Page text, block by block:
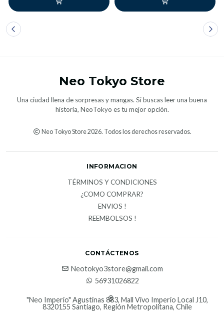
Neo Tokyo Store
Una ciudad llena de sorpresas y mangas. Si buscas leer una buena
historia, NeoTokyo es tu mejor opción.
Neo Tokyo Store 2026. Todos los derechos reservados.
INFORMACION
TÉRMINOS Y CONDICIONES
¿COMO COMPRAR?
ENVIOS !
REEMBOLSOS !
CONTÁCTENOS
Neotokyo3store@gmail.com
56931026822
"Neo Imperio" Agustinas 883, Mall Vivo Imperio Local J10,
8320155 Santiago, Región Metropolitana, Chile